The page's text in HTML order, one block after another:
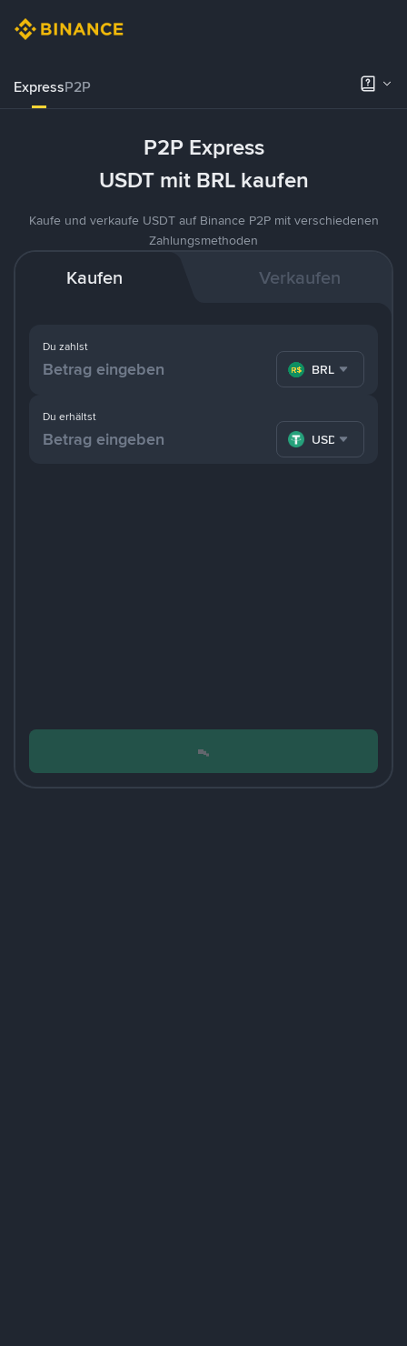
ExpressP2P
P2P Express
USDT mit BRL kaufen
Kaufe und verkaufe USDT auf Binance P2P mit verschiedenen
Zahlungsmethoden
Kaufen Verkaufen
Du zahlst
BRL
Du erhältst
USDT